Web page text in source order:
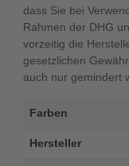
dass Sie bei
Rahmen der DHG
vorzeitig die
gesetzlichen
auch nur gemindert
Farben
Hersteller